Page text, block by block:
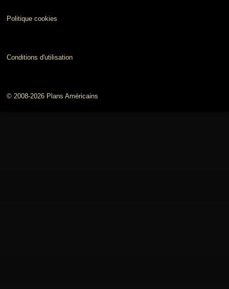
Politique cookies
Conditions d'utilisation
© 2008-2026 Plans Américains